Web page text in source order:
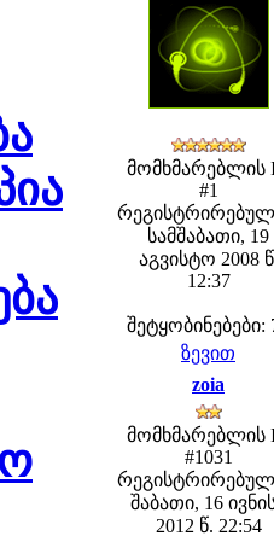
მომხმარებლის
#1
სამშაბათი, 19
აგვისტო 2008
12:37
შეტყობინებები:
ზევით
zoia
მომხმარებლის
#1031
შაბათი, 16
2012 წ. 22:54